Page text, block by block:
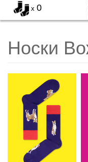
x 0
Носки